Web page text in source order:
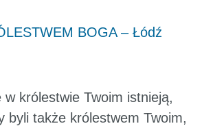
BOGA – Łódź
w królestwie Twoim istnieją,
byli także królestwem Twoim,